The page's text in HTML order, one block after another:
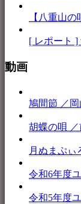
【八重山
[ レポート ]
動画
鳩間節 ／
胡蝶の唄 ／
月ぬまぷぃ
令和6年度
令和5年度